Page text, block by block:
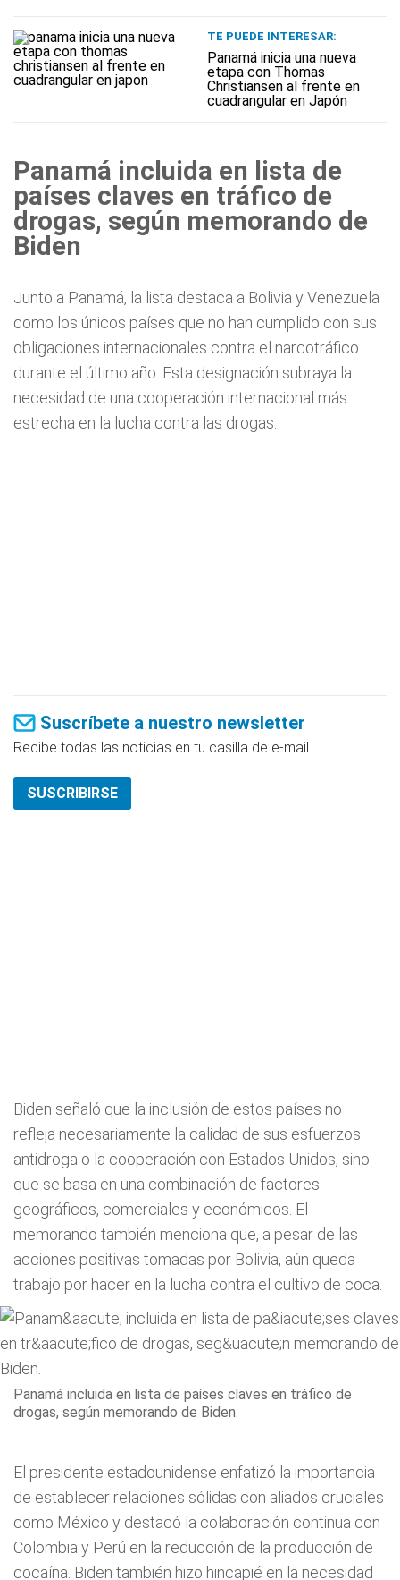
TE PUEDE INTERESAR:
Panamá inicia una nueva
etapa con Thomas
Christiansen al frente en
cuadrangular en Japón
Panamá incluida en lista de
países claves en tráfico de
drogas, según memorando de
Biden
Junto a Panamá, la lista destaca a Bolivia y Venezuela
como los únicos países que no han cumplido con sus
obligaciones internacionales contra el narcotráfico
durante el último año. Esta designación subraya la
necesidad de una cooperación internacional más
estrecha en la lucha contra las drogas.
Suscríbete a nuestro newsletter
Recibe todas las noticias en tu casilla de e-mail.
SUSCRIBIRSE
Biden señaló que la inclusión de estos países no
refleja necesariamente la calidad de sus esfuerzos
antidroga o la cooperación con Estados Unidos, sino
que se basa en una combinación de factores
geográficos, comerciales y económicos. El
memorando también menciona que, a pesar de las
acciones positivas tomadas por Bolivia, aún queda
trabajo por hacer en la lucha contra el cultivo de coca.
Panamá incluida en lista de países claves en tráfico de
drogas, según memorando de Biden.
El presidente estadounidense enfatizó la importancia
de establecer relaciones sólidas con aliados cruciales
como México y destacó la colaboración continua con
Colombia y Perú en la reducción de la producción de
cocaína. Biden también hizo hincapié en la necesidad